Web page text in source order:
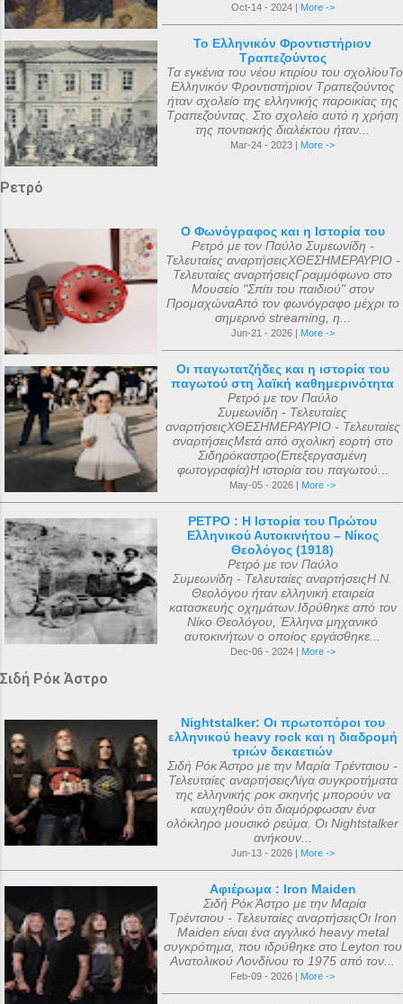
Oct-14 - 2024 | More ->
Το Ελληνικόν Φροντιστήριον
Τραπεζούντος
Τα εγκένια του νέου κτιρίου του σχολίουΤο
Ελληνικόν Φροντιστήριον Τραπεζούντος
ήταν σχολείο της ελληνικής παροικίας της
Τραπεζούντας. Στο σχολείο αυτό η χρήση
της ποντιακής διαλέκτου ήταν...
Mar-24 - 2023 | More ->
Ρετρό
Ο Φωνόγραφος και η Ιστορία του
Ρετρό με τον Παύλο Συμεωνίδη -
Τελευταίες αναρτήσειςΧΘΕΣΗΜΕΡΑΥΡΙΟ -
Τελευταίες αναρτήσειςΓραμμόφωνο στο
Μουσείο "Σπίτι του παιδιού" στον
ΠρομαχώναΑπό τον φωνόγραφο μέχρι το
σημερινό streaming, η...
Jun-21 - 2026 | More ->
Οι παγωτατζήδες και η ιστορία του
παγωτού στη λαϊκή καθημερινότητα
Ρετρό με τον Παύλο
Συμεωνίδη - Τελευταίες
αναρτήσειςΧΘΕΣΗΜΕΡΑΥΡΙΟ - Τελευταίες
αναρτήσειςΜετά από σχολική εορτή στο
Σιδηρόκαστρο(Επεξεργασμένη
φωτογραφία)Η ιστορία του παγωτού...
May-05 - 2026 | More ->
ΡΕΤΡΟ : Η Ιστορία του Πρώτου
Ελληνικού Αυτοκινήτου – Νίκος
Θεολόγος (1918)
Ρετρό με τον Παύλο
Συμεωνίδη - Τελευταίες αναρτήσειςΗ Ν.
Θεολόγου ήταν ελληνική εταιρεία
κατασκευής οχημάτων.Ιδρύθηκε από τον
Νίκο Θεολόγου, Έλληνα μηχανικό
αυτοκινήτων ο οποίος εργάσθηκε...
Dec-06 - 2024 | More ->
Σιδή Ρόκ Άστρο
Nightstalker: Οι πρωτοπόροι του
ελληνικού heavy rock και η διαδρομή
τριών δεκαετιών
Σιδή Ρόκ Άστρο με την Μαρία Τρέντσιου -
Τελευταίες αναρτήσειςΛίγα συγκροτήματα
της ελληνικής ροκ σκηνής μπορούν να
καυχηθούν ότι διαμόρφωσαν ένα
ολόκληρο μουσικό ρεύμα. Οι Nightstalker
ανήκουν...
Jun-13 - 2026 | More ->
Αφιέρωμα : Iron Maiden
Σιδή Ρόκ Άστρο με την Μαρία
Τρέντσιου - Τελευταίες αναρτήσειςΟι Iron
Maiden είναι ένα αγγλικό heavy metal
συγκρότημα, που ιδρύθηκε στο Leyton του
Ανατολικού Λονδίνου το 1975 από τον...
Feb-09 - 2026 | More ->